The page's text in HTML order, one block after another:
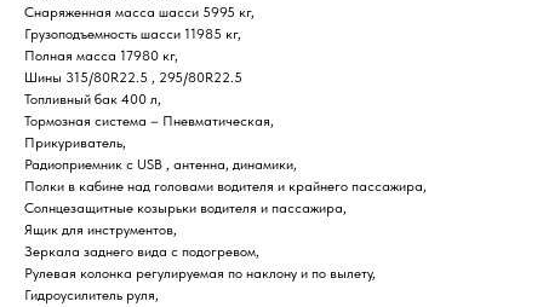
Снаряженная масса шасси 5995 кг,
Грузоподъемность шасси 11985 кг,
Полная масса 17980 кг,
Шины 315/80R22.5 , 295/80R22.5
Топливный бак 400 л,
Тормозная система – Пневматическая,
Прикуриватель,
Радиоприемник c USB , антенна, динамики,
Полки в кабине над головами водителя и крайнего пассажира,
Солнцезащитные козырьки водителя и пассажира,
Ящик для инструментов,
Зеркала заднего вида с подогревом,
Рулевая колонка регулируемая по наклону и по вылету,
Гидроусилитель руля,